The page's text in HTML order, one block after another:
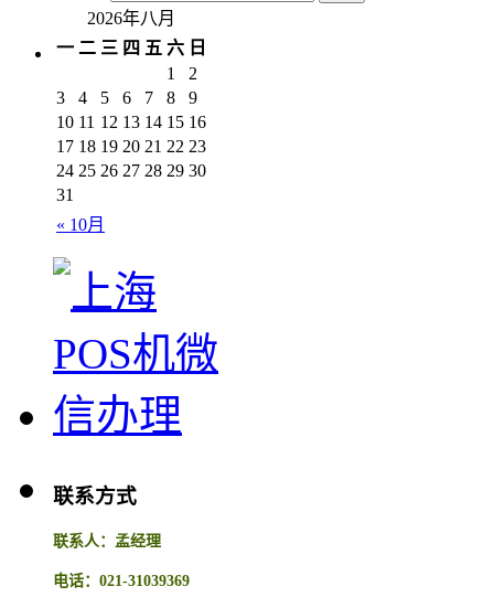
2026年八月
一 二 三 四 五 六 日
« 10月
1
2
3
4 5 6 7 8
9
10 11 12 13 14 15 16
17 18 19 20 21 22 23
24 25 26 27 28 29 30
31
联系方式
联系人：孟经理
电话：021-31039369